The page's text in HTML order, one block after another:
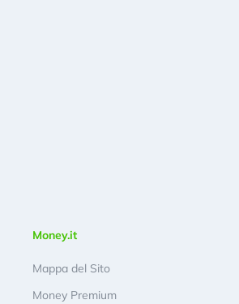
Money.it
Mappa del Sito
Money Premium